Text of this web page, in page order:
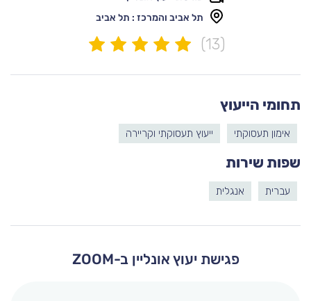
תל אביב והמרכז : תל אביב
(13)
תחומי הייעוץ
אימון תעסוקתי ייעוץ תעסוקתי וקריירה
שפות שירות
עברית אנגלית
פגישת יעוץ אונליין ב-ZOOM